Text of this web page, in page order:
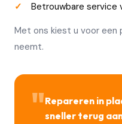
Betrouwbare service
Met ons kiest u voor
neemt.
"Repareren in
sneller terug